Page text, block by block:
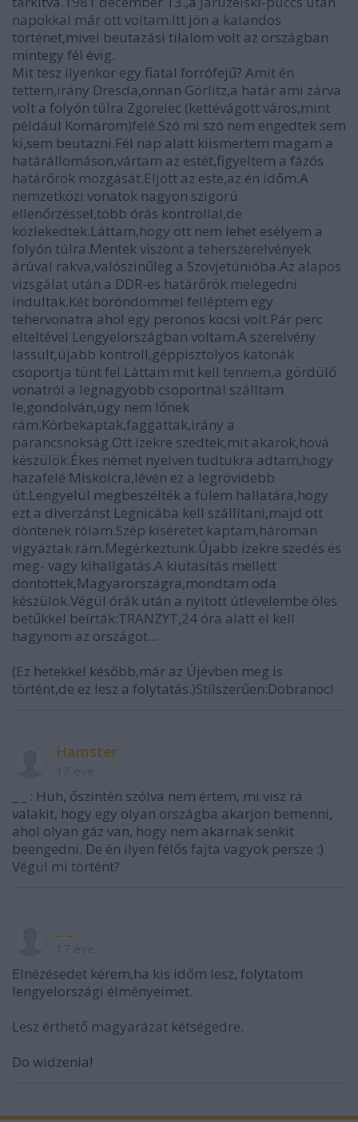
napokkal már ott voltam.Itt jön a kalandos
történet,mivel beutazási tilalom volt az országban
mintegy fél évig.
Mit tesz ilyenkor egy fiatal forrófejű? Amit én
tettem,irány Dresda,onnan Görlitz,a határ ami zárva
volt a folyón túlra Zgorelec (kettévágott város,mint
például Komárom)felé.Szó mi szó nem engedtek sem
ki,sem beutazni.Fél nap alatt kiismertem magam a
határállomáson,vártam az estét,figyeltem a fázós
határőrök mozgását.Eljött az este,az én időm.A
nemzetközi vonatok nagyon szigorú
ellenőrzéssel,több órás kontrollal,de
közlekedtek.Láttam,hogy ott nem lehet esélyem a
folyón túlra.Mentek viszont a teherszerelvények
árúval rakva,valószinűleg a Szovjetúnióba.Az alapos
vizsgálat után a DDR-es határőrök melegedni
indultak.Két böröndömmel felléptem egy
tehervonatra ahol egy peronos kocsi volt.Pár perc
elteltével Lengyelországban voltam.A szerelvény
lassult,újabb kontroll,géppisztolyos katonák
csoportja tünt fel.Láttam mit kell tennem,a gördülő
vonatról a legnagyobb csoportnál szálltam
le,gondolván,úgy nem lőnek
rám.Körbekaptak,faggattak,irány a
parancsnokság.Ott ízekre szedtek,mit akarok,hová
készülök.Ékes német nyelven tudtukra adtam,hogy
hazafelé Miskolcra,lévén ez a legrövidebb
út.Lengyelül megbeszélték a fülem hallatára,hogy
ezt a diverzánst Legnicába kell szállítani,majd ott
döntenek rólam.Szép kiséretet kaptam,hároman
vigyáztak rám.Megérkeztünk.Újabb ízekre szedés és
meg- vagy kihallgatás.A kiutasítás mellett
döntöttek,Magyarországra,mondtam oda
készülök.Végül órák után a nyitott útlevelembe öles
betűkkel beírták:TRANZYT,24 óra alatt el kell
hagynom az országot...
(Ez hetekkel később,már az Újévben meg is
történt,de ez lesz a folytatás.)Stílszerűen:Dobranoc!
Hamster
_ _ : Huh, őszintén szólva nem értem, mi visz rá
valakit, hogy egy olyan országba akarjon bemenni,
ahol olyan gáz van, hogy nem akarnak senkit
beengedni. De én ilyen félős fajta vagyok persze :)
Végül mi történt?
Elnézésedet kérem,ha kis időm lesz, folytatom
lengyelországi élményeimet.
Lesz érthető magyarázat kétségedre.
Do widzenia!